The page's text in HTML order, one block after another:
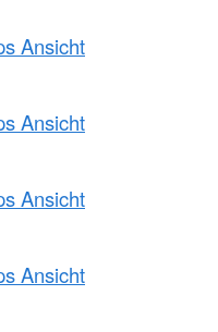
Ansicht
Ansicht
Ansicht
Ansicht